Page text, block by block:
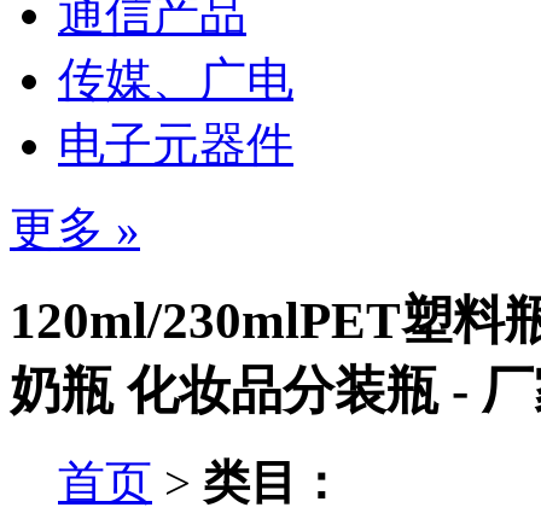
通信产品
传媒、广电
电子元器件
更多 »
120ml/230mlPET塑料
奶瓶 化妆品分装瓶 -
首页 > 类目：